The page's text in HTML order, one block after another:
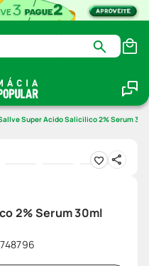
Super Acido Salicilico 2% Serum
2% Serum 30ml
748796